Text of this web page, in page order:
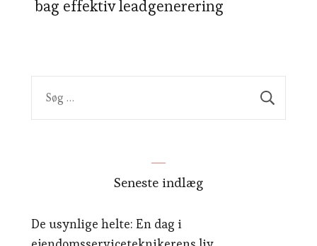
bag effektiv leadgenerering
Seneste indlæg
De usynlige helte: En dag i